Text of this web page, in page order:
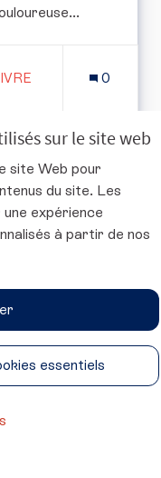
sur le site web
site Web pour
du site. Les
expérience
à partir de nos
essentiels
0
JE SIGNE
dire "Non à
pétitions de